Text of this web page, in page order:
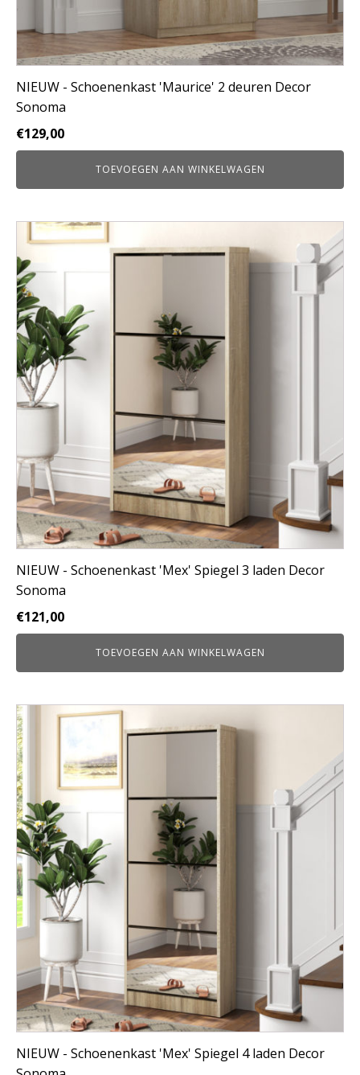
NIEUW - Schoenenkast 'Maurice' 2 deuren Decor
Sonoma
€129,00
TOEVOEGEN AAN WINKELWAGEN
NIEUW - Schoenenkast 'Mex' Spiegel 3 laden Decor
Sonoma
€121,00
TOEVOEGEN AAN WINKELWAGEN
NIEUW - Schoenenkast 'Mex' Spiegel 4 laden Decor